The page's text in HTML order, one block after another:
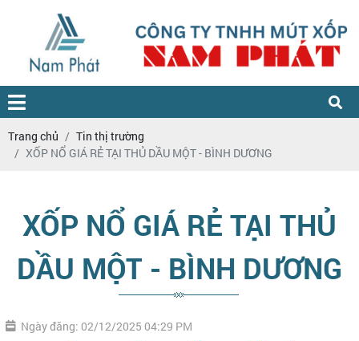
Trang chủ
Tin thị trường
XỐP NỔ GIÁ RẺ TẠI THỦ DẦU MỘT - BÌNH DƯƠNG
XỐP NỔ GIÁ RẺ TẠI THỦ
DẦU MỘT - BÌNH DƯƠNG
Ngày đăng: 02/12/2025 04:29 PM